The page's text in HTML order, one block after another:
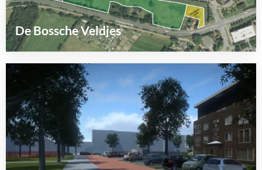
De Bossche Veldjes
meer